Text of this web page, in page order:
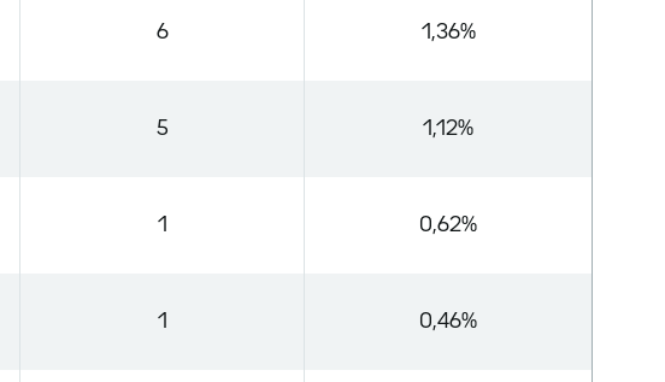
6 1,36%
5 1,12%
1 0,62%
1 0,46%